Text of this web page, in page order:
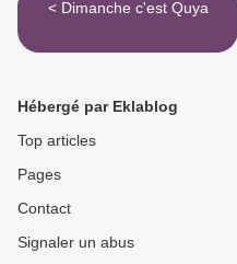
< Dimanche c'est Quya
Hébergé par Eklablog
Top articles
Pages
Contact
Signaler un abus